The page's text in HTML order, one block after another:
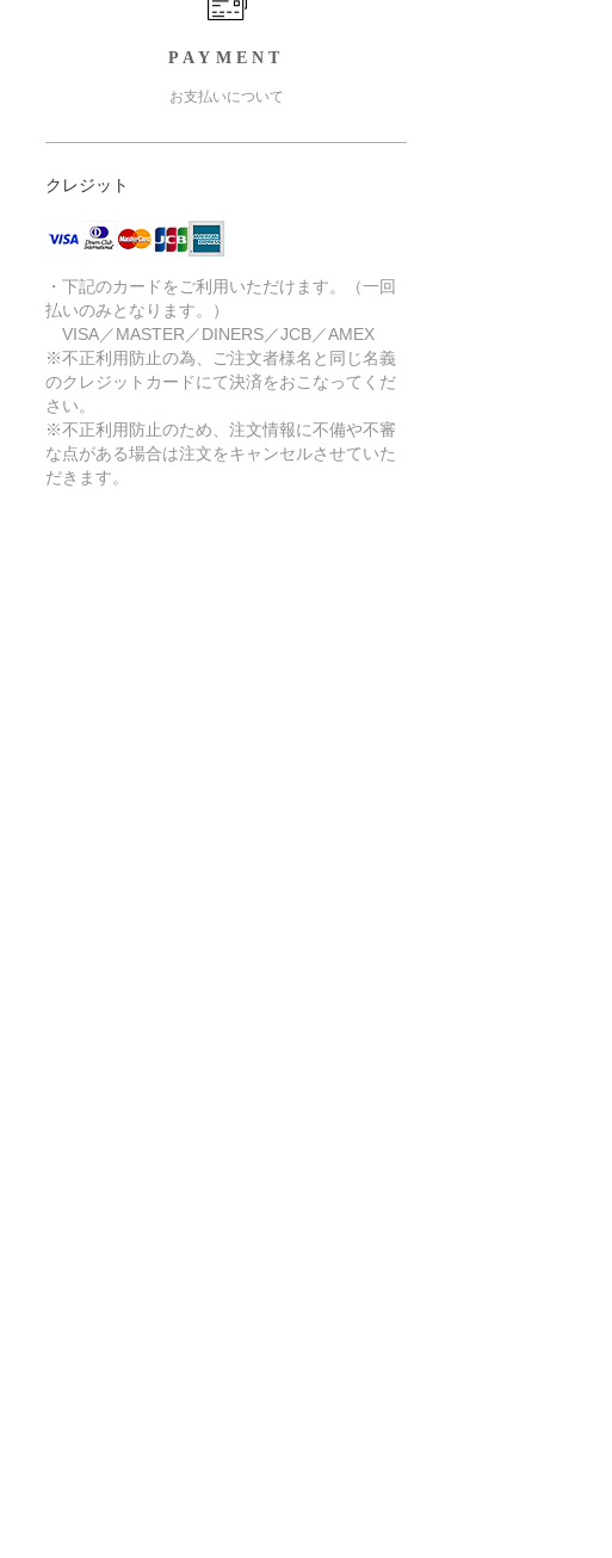
PAYMENT
お支払いについて
クレジット
・下記のカードをご利用いただけます。（一回
払いのみとなります。）
VISA／MASTER／DINERS／JCB／AMEX
※不正利用防止の為、ご注文者様名と同じ名義
のクレジットカードにて決済をおこなってくだ
さい。
※不正利用防止のため、注文情報に不備や不審
な点がある場合は注文をキャンセルさせていた
だきます。